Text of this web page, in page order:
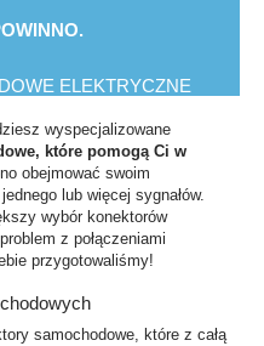
ELEKTRYCZNE
wyspecjalizowane
które pomogą Ci w
obejmować swoim
lub więcej sygnałów.
wybór konektorów
z połączeniami
przygotowaliśmy!
samochodowe, które z całą